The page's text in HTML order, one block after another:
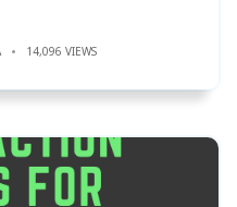
14,096 VIEWS